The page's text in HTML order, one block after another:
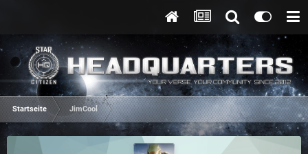
Startseite JimCool